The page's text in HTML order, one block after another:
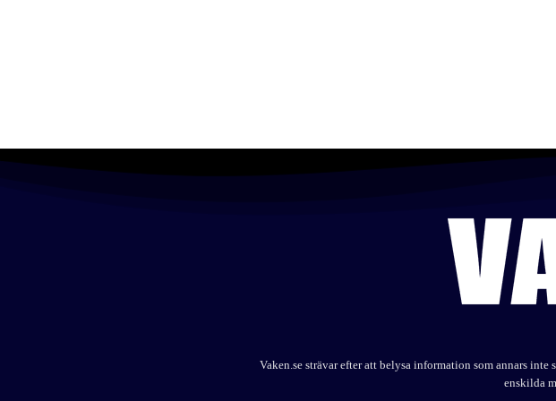
Vaken.se strävar efter att belysa information som annars
enskilda